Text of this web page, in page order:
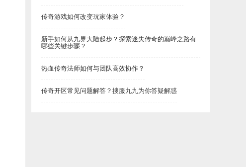
传奇游戏如何改变玩家体验？
新手如何从九界大陆起步？探索迷失传奇的巅峰之路有
哪些关键步骤？
热血传奇法师如何与团队高效协作？
传奇开区常见问题解答？搜服九九为你答疑解惑